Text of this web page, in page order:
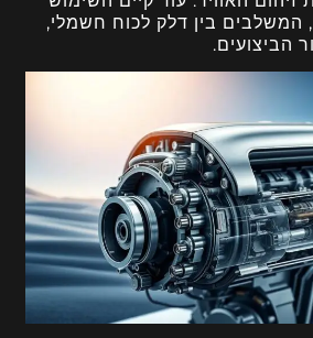
המשלבים בין דלק לכוח חשמלי,
הביצועים.